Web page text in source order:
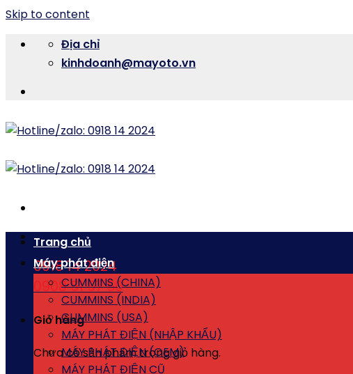
Skip to content
Địa chỉ
kinhdoanh@mayoto.vn
0918 14 2024
0908 51 57 50
Giỏ hàng
Chưa có sản phẩm trong giỏ hàng.
Trang chủ
Máy phát điện
CUMMINS (CHINA)
CUMMINS (INDIA)
CUMMINS (USA)
MÁY PHÁT ĐIỆN (NHẬP KHẨU)
MÁY PHÁT ĐIỆN (OEM)
MÁY PHÁT ĐIỆN CŨ